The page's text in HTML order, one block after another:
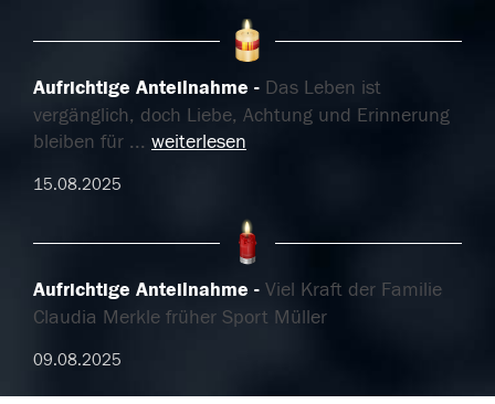
Aufrichtige Anteilnahme
Das Leben ist
vergänglich, doch Liebe, Achtung und Erinnerung
bleiben für ... weiterlesen
15.08.2025
Aufrichtige Anteilnahme
Viel Kraft der Familie
Claudia Merkle früher Sport Müller
09.08.2025